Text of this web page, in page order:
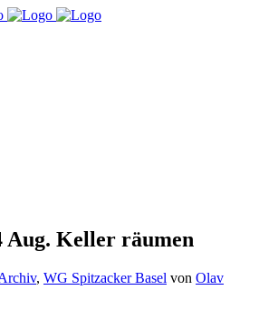
Aug. Keller räumen
, WG Spitzacker Basel von Olav